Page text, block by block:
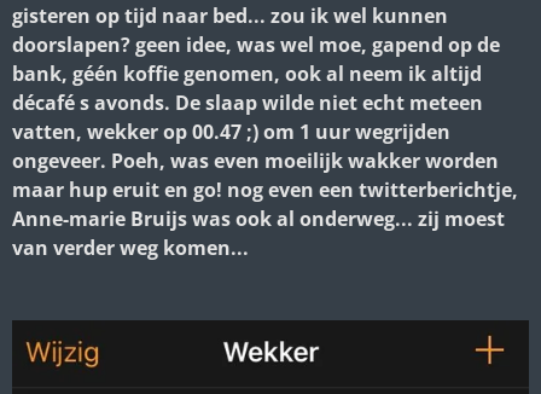
gisteren op tijd naar bed... zou ik wel kunnen
doorslapen? geen idee, was wel moe, gapend op de
bank, géén koffie genomen, ook al neem ik altijd
décafé s avonds. De slaap wilde niet echt meteen
vatten, wekker op 00.47 ;) om 1 uur wegrijden
ongeveer. Poeh, was even moeilijk wakker worden
maar hup eruit en go! nog even een twitterberichtje,
Anne-marie Bruijs was ook al onderweg... zij moest
van verder weg komen...